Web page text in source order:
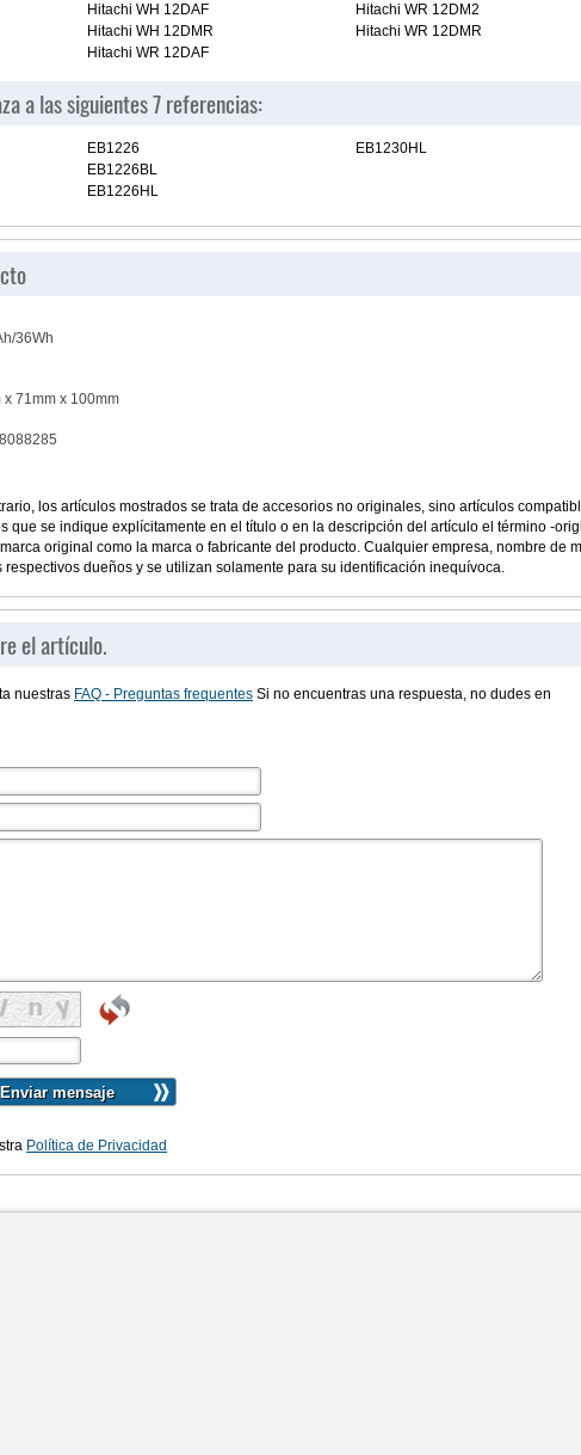
Hitachi WH 12DAF
Hitachi WH 12DMR
Hitachi WR 12DAF
Hitachi WR 12DM2
Hitachi WR 12DMR
a las siguientes 7 referencias:
EB1226
EB1226BL
EB1226HL
EB1230HL
36Wh
x 71mm x 100mm
los artículos mostrados se trata de accesorios no originales, sino artículos
que se indique explícitamente en el título o en la descripción del artículo el término -
original como la marca o fabricante del producto. Cualquier empresa, nombre de
dueños y se utilizan solamente para su identificación inequívoca.
el artículo.
nuestras FAQ - Preguntas frequentes Si no encuentras una respuesta, no dudes en
Política de Privacidad